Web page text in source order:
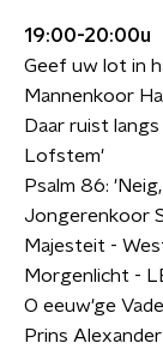
19:00-20:00u
Geef uw lot in
Mannenkoor
Daar ruist
Lofstem'
Psalm 86:
Jongerenkoor
Majesteit -
Morgenlicht -
O eeuw'ge
Prins